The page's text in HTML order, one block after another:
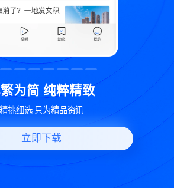
世界变化 热问一下
好问题好回答 多元视角看问题
立即下载